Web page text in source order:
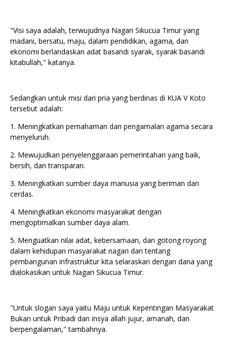
"Visi saya adalah, terwujudnya Nagari Sikucua Timur yang
madani, bersatu, maju, dalam pendidikan, agama, dan
ekonomi berlandaskan adat basandi syarak, syarak basandi
kitabullah," katanya.
Sedangkan untuk misi dari pria yang berdinas di KUA V Koto
tersebut adalah:
1. Meningkatkan pemahaman dan pengamalan agama secara
menyeluruh.
2. Mewujudkan penyelenggaraan pemerintahan yang baik,
bersih, dan transparan.
3. Meningkatkan sumber daya manusia yang beriman dan
cerdas.
4. Meningkatkan ekonomi masyarakat dengan
mengoptimalkan sumber daya alam.
5. Menguatkan nilai adat, kebersamaan, dan gotong royong
dalam kehidupan masyarakat nagari dan tentang
pembangunan infrastruktur kita selaraskan dengan dana yang
dialokasikan untuk Nagari Sikucua Timur.
"Untuk slogan saya yaitu Maju untuk Kepentingan Masyarakat
Bukan untuk Pribadi dan insya allah jujur, amanah, dan
berpengalaman," tambahnya.